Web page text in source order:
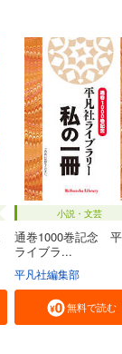
小説・文芸
通巻1000巻記念
ライブラ...
平凡社編集部
無料で読む